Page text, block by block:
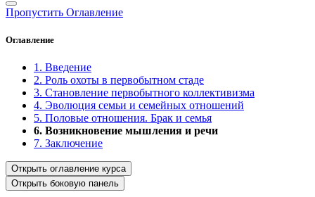
Пропустить Оглавление
Оглавление
1. Введение
2. Роль охоты в первобытном стаде
3. Становление первобытного коллективизма
4. Эволюция семьи и семейных отношений
5. Половые отношения. Брак и семья
6. Возникновение мышления и речи
7. Заключение
Открыть оглавление курса
Открыть боковую панель